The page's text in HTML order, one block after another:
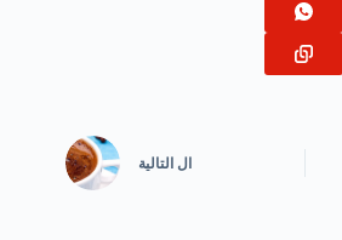
ال التالية